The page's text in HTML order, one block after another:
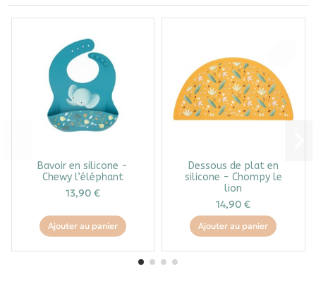
Bavoir en silicone -
Chewy l’éléphant
13,90 €
Ajouter au panier
Dessous de plat en
silicone - Chompy le
lion
14,90 €
Ajouter au panier